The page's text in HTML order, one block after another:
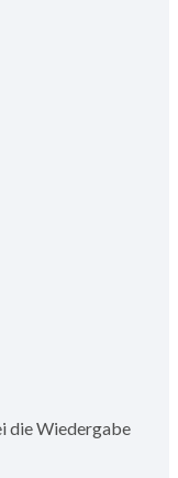
die Wiedergabe